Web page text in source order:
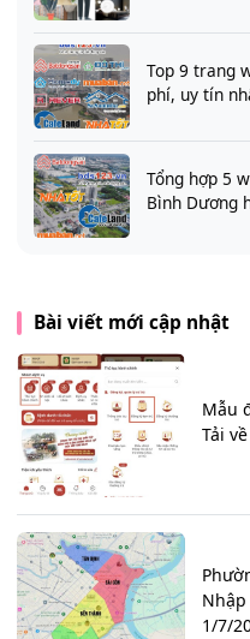
Top 9 trang
phí, uy tín
Tổng hợp 5
Bình Dương
Bài viết mới cập nhật
Mẫu
Tải
1/7/